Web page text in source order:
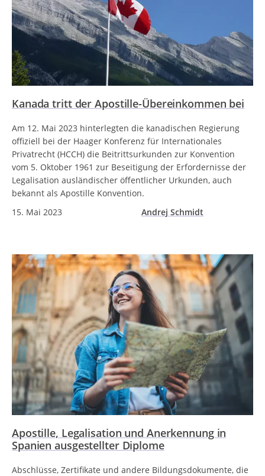
Kanada tritt der Apostille-Übereinkommen bei
Am 12. Mai 2023 hinterlegten die kanadischen Regierung
offiziell bei der Haager Konferenz für Internationales
Privatrecht (HCCH) die Beitrittsurkunden zur Konvention
vom 5. Oktober 1961 zur Beseitigung der Erfordernisse der
Legalisation ausländischer öffentlicher Urkunden, auch
bekannt als Apostille Konvention.
15. Mai 2023
Andrej Schmidt
Apostille, Legalisation und Anerkennung in
Spanien ausgestellter Diplome
Abschlüsse, Zertifikate und andere Bildungsdokumente, die